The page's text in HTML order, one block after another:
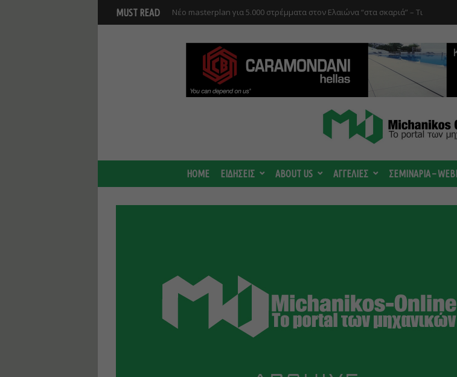
MUST READ Νέο masterplan για 5.000 στρέμματα στον Ελαιώνα “στα σκαριά” – Τι
αναπτύξεις
HOME ΕΙΔΗΣΕΙΣ ABOUT US ΑΓΓΕΛΙΕΣ ΣΕΜΙΝΑΡΙΑ –